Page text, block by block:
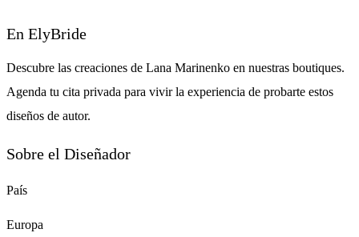
En ElyBride
Descubre las creaciones de Lana Marinenko en nuestras boutiques.
Agenda tu cita privada para vivir la experiencia de probarte estos
diseños de autor.
Sobre el Diseñador
País
Europa